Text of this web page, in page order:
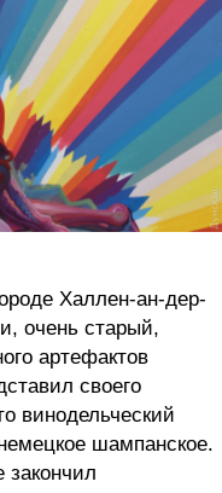
Халлен-ан-дер-
очень старый,
артефактов
своего
винодельческий
шампанское.
закончил